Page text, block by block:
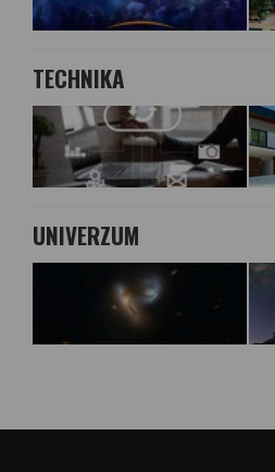
TECHNIKA
UNIVERZUM